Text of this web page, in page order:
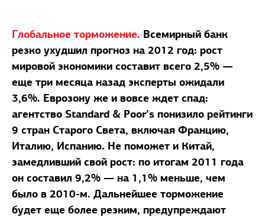
Глобальное торможение. Всемирный банк
резко ухудшил прогноз на 2012 год: рост
мировой экономики составит всего 2,5% —
еще три месяца назад эксперты ожидали
3,6%. Еврозону же и вовсе ждет спад:
агентство Standard & Poor’s понизило рейтинги
9 стран Старого Света, включая Францию,
Италию, Испанию. Не поможет и Китай,
замедливший свой рост: по итогам 2011 года
он составил 9,2% — на 1,1% меньше, чем
было в 2010-м. Дальнейшее торможение
будет еще более резким, предупреждают